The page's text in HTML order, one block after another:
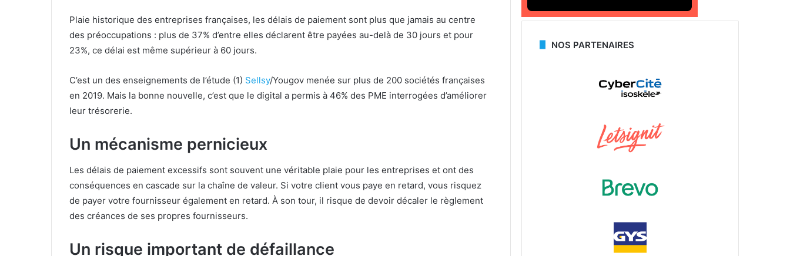
Plaie historique des entreprises françaises, les délais de paiement sont plus que jamais au centre
des préoccupations : plus de 37% d’entre elles déclarent être payées au-delà de 30 jours et pour
23%, ce délai est même supérieur à 60 jours.
C’est un des enseignements de l’étude (1) Sellsy/Yougov menée sur plus de 200 sociétés françaises
en 2019. Mais la bonne nouvelle, c’est que le digital a permis à 46% des PME interrogées d’améliorer
leur trésorerie.
Un mécanisme pernicieux
Les délais de paiement excessifs sont souvent une véritable plaie pour les entreprises et ont des
conséquences en cascade sur la chaîne de valeur. Si votre client vous paye en retard, vous risquez
de payer votre fournisseur également en retard. À son tour, il risque de devoir décaler le règlement
des créances de ses propres fournisseurs.
Un risque important de défaillance
NOS PARTENAIRES